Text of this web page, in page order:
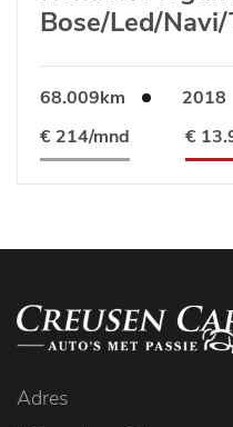
Bose/Led/
68.009km
2018
€ 214/mnd
€
Adres